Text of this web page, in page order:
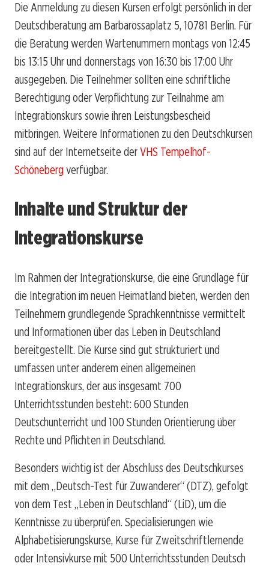
Die Anmeldung zu diesen Kursen erfolgt persönlich in der
Deutschberatung am Barbarossaplatz 5, 10781 Berlin. Für
die Beratung werden Wartenummern montags von 12:45
bis 13:15 Uhr und donnerstags von 16:30 bis 17:00 Uhr
ausgegeben. Die Teilnehmer sollten eine schriftliche
Berechtigung oder Verpflichtung zur Teilnahme am
Integrationskurs sowie ihren Leistungsbescheid
mitbringen. Weitere Informationen zu den Deutschkursen
sind auf der Internetseite derVHS Tempelhof-
Schöneberg verfügbar.
Inhalte und Struktur der
Integrationskurse
Im Rahmen der Integrationskurse, die eine Grundlage für
die Integration im neuen Heimatland bieten, werden den
Teilnehmern grundlegende Sprachkenntnisse vermittelt
und Informationen über das Leben in Deutschland
bereitgestellt. Die Kurse sind gut strukturiert und
umfassen unter anderem einen allgemeinen
Integrationskurs, der aus insgesamt 700
Unterrichtsstunden besteht: 600 Stunden
Deutschunterricht und 100 Stunden Orientierung über
Rechte und Pflichten in Deutschland.
Besonders wichtig ist der Abschluss des Deutschkurses
mit dem „Deutsch-Test für Zuwanderer“ (DTZ), gefolgt
von dem Test „Leben in Deutschland“ (LiD), um die
Kenntnisse zu überprüfen. Specialisierungen wie
Alphabetisierungskurse, Kurse für Zweitschriftlernende
oder Intensivkurse mit 500 Unterrichtsstunden Deutsch